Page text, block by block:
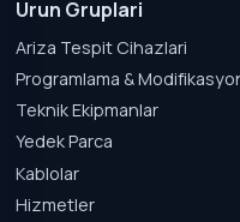
Urun Gruplari
Ariza Tespit Cihazlari
Programlama &
Teknik Ekipmanlar
Yedek Parca
Kablolar
Hizmetler